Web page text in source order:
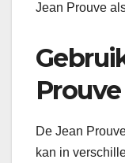
Jean Prouve
De Jean
kan in